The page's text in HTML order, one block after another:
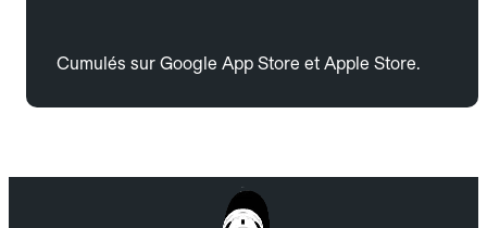
Cumulés sur Google App Store et Apple Store.